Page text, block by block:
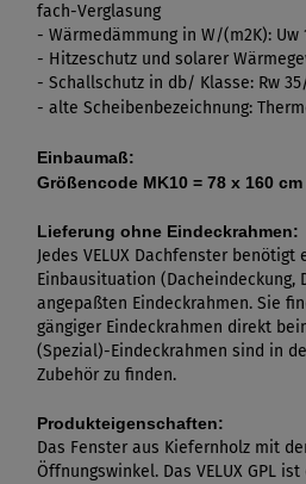
fach-Verglasung
- Wärmedämmung in W/(m2K): Uw
- Hitzeschutz und solarer
- Schallschutz in db/ Klasse: Rw
- alte Scheibenbezeichnung:
Einbaumaß:
Größencode MK10 = 78 x 160
Lieferung ohne Eindeckrahmen:
Jedes VELUX Dachfenster benötigt
Einbausituation (Dacheindeckung,
angepaßten Eindeckrahmen. Sie
gängiger Eindeckrahmen direkt
(Spezial)-Eindeckrahmen sind in
Zubehör zu finden.
Produkteigenschaften:
Das Fenster aus Kiefernholz mit
Öffnungswinkel. Das VELUX GPL